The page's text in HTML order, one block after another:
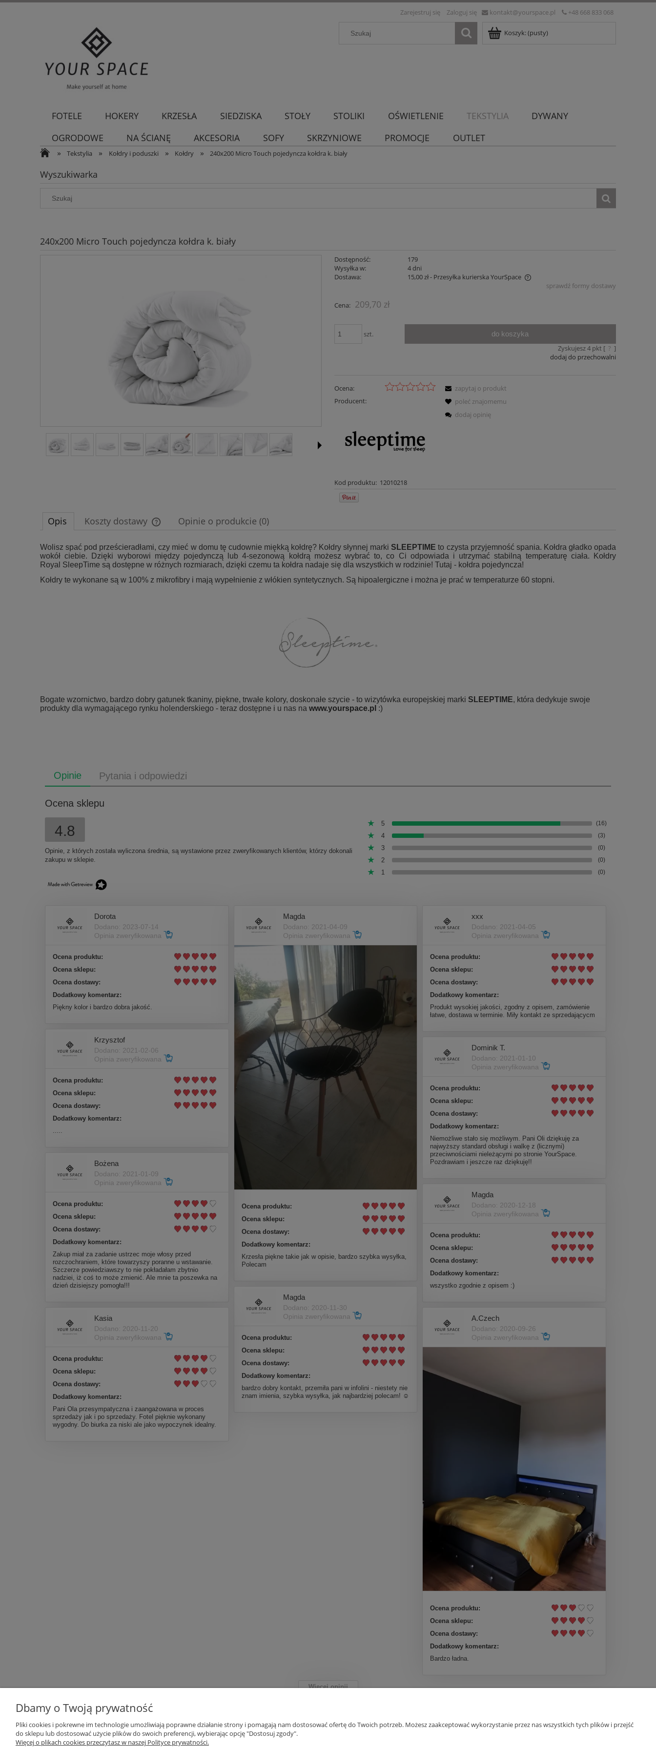
kontakt@yourspace.pl +48 668 833 068
Zarejestruj się Zaloguj się
Koszyk:(pusty)
FOTELE HOKERY KRZESŁA SIEDZISKA STOŁY STOLIKI OŚWIETLENIE TEKSTYLIA
DYWANY
OGRODOWE
NA ŚCIANĘ AKCESORIA SOFY SKRZYNIOWE PROMOCJE OUTLET
» Tekstylia » Kołdry i poduszki » Kołdry » 240x200 Micro Touch pojedyncza kołdra k. biały
Wyszukiwarka
240x200 Micro Touch pojedyncza kołdra k. biały
Dostępność:
179
Wysyłka w:
4 dni
Dostawa:
15,00 zł- Przesyłka kurierska YourSpace
sprawdź formy dostawy
Cena: 209,70 zł
szt. do koszyka
Zyskujesz4pkt [ ? ]
dodaj do przechowalni
Ocena:
Producent:
Kod produktu: 12010218
zapytaj o produkt
poleć znajomemu
dodaj opinię
Opis Koszty dostawy
Cena nie zawiera ewentualnych kosztów
płatności
Opinie o produkcie (0)
Wolisz spać pod prześcieradłami, czy mieć w domu tę cudownie miękką kołdrę? Kołdry słynnej markiSLEEPTIME to czysta przyjemność spania. Kołdra gładko opada
wokół ciebie. Dzięki wyborowi między pojedynczą lub 4-sezonową kołdrą możesz wybrać to, co Ci odpowiada i utrzymać stabilną temperaturę ciała. Kołdry
Royal SleepTime są dostępne w różnych rozmiarach, dzięki czemu ta kołdra nadaje się dla wszystkich w rodzinie! Tutaj - kołdra pojedyncza!
Kołdry te wykonane są w 100% z mikrofibry i mają wypełnienie z włókien syntetycznych. Są hipoalergiczne i można je prać w temperaturze 60 stopni.
Bogate wzornictwo, bardzo dobry gatunek tkaniny, piękne, trwałe kolory, doskonałe szycie - to wizytówka europejskiej marki SLEEPTIME, która dedykuje swoje
produkty dla wymagającego rynku holenderskiego - teraz dostępne i u nas na www.yourspace.pl :)
Opinie Pytania i odpowiedzi
Ocena sklepu
4.8
Opinie, z których została wyliczona średnia, są wystawione przez zweryfikowanych klientów, którzy dokonali
zakupu w sklepie.
5 (16)
4 (3)
3 (0)
2 (0)
1 (0)
Dorota
Dodano: 2023-07-14
Opinia zweryfikowana
Ocena produktu:
Ocena sklepu:
Ocena dostawy:
Dodatkowy komentarz:
Piękny kolor i bardzo dobra jakość.
Magda
Dodano: 2021-04-09
Opinia zweryfikowana
Ocena produktu:
Ocena sklepu:
Ocena dostawy:
Dodatkowy komentarz:
Krzesła piękne takie jak w opisie, bardzo szybka wysyłka,
Polecam
xxx
Dodano: 2021-04-05
Opinia zweryfikowana
Ocena produktu:
Ocena sklepu:
Ocena dostawy:
Dodatkowy komentarz:
Produkt wysokiej jakości, zgodny z opisem, zamówienie
łatwe, dostawa w terminie. Miły kontakt ze sprzedającycm
Krzysztof
Dodano: 2021-02-06
Opinia zweryfikowana
Ocena produktu:
Ocena sklepu:
Ocena dostawy:
Dodatkowy komentarz:
.....
Dominik T.
Dodano: 2021-01-10
Opinia zweryfikowana
Ocena produktu:
Ocena sklepu:
Ocena dostawy:
Dodatkowy komentarz:
Niemożliwe stało się możliwym. Pani Oli dziękuję za
najwyższy standard obsługi i walkę z (licznymi)
przeciwnościami nieleżącymi po stronie YourSpace.
Pozdrawiam i jeszcze raz dziękuję!!
Bożena
Dodano: 2021-01-09
Opinia zweryfikowana
Ocena produktu:
Ocena sklepu:
Ocena dostawy:
Dodatkowy komentarz:
Zakup miał za zadanie ustrzec moje włosy przed
rozczochraniem, które towarzyszy poranne u wstawanie.
Szczerze powiedziawszy to nie pokładałam zbytnio
nadziei, iż coś to może zmienić. Ale mnie ta poszewka na
dzień dzisiejszy pomogła!!!
Magda
Dodano: 2020-12-18
Opinia zweryfikowana
Ocena produktu:
Ocena sklepu:
Ocena dostawy:
Dodatkowy komentarz:
wszystko zgodnie z opisem :)
Magda
Dodano: 2020-11-30
Opinia zweryfikowana
Ocena produktu:
Ocena sklepu:
Ocena dostawy:
Dodatkowy komentarz:
bardzo dobry kontakt, przemiła pani w infolini - niestety nie
znam imienia, szybka wysyłka, jak najbardziej polecam! ☺️
Kasia
Dodano: 2020-11-20
Opinia zweryfikowana
Ocena produktu:
Ocena sklepu:
Ocena dostawy:
Dodatkowy komentarz:
Pani Ola przesympatyczna i zaangażowana w proces
sprzedaży jak i po sprzedaży. Fotel pięknie wykonany
wygodny. Do biurka za niski ale jako wypoczynek idealny.
A.Czech
Dodano: 2020-09-26
Opinia zweryfikowana
Ocena produktu:
Ocena sklepu:
Ocena dostawy:
Dodatkowy komentarz:
Bardzo ładna.
Więcej opinii
Pomoc Moje konto Płatności i dostawa O nas
Dbamy o Twoją prywatność
Pliki cookies i pokrewne im technologie umożliwiają poprawne działanie strony i pomagają nam dostosować ofertę do Twoich potrzeb. Możesz zaakceptować wykorzystanie przez nas wszystkich tych plików i przejść
do sklepu lub dostosować użycie plików do swoich preferencji, wybierając opcję "Dostosuj zgody".
Więcej o plikach cookies przeczytasz w naszej Polityce prywatności.